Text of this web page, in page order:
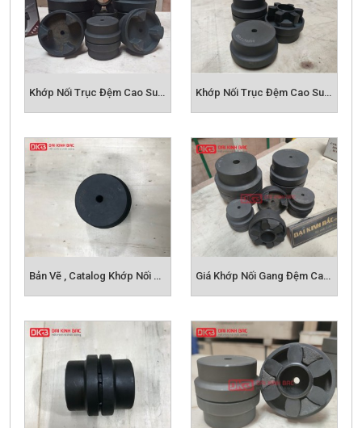
3. Catalog chi tiết khớp nối HRC
Bản Vẽ , Catalog Khớp Nối Gang Đệm Cao Su HRC Giá Khớp Nối Gang Đệm Cao Su HRC